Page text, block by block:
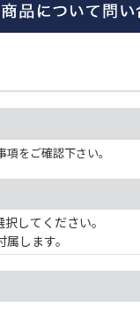
をご確認下さい。
してください。
します。